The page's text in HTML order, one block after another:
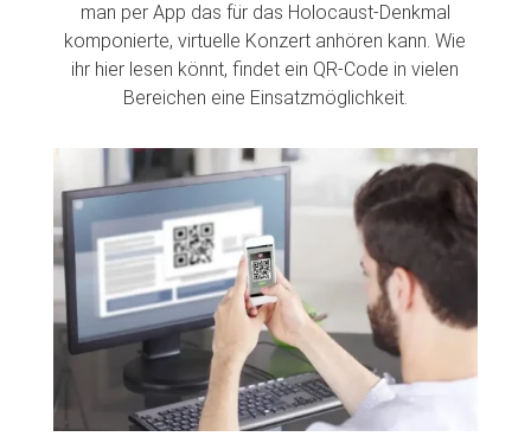
man per App das für das Holocaust-Denkmal
komponierte, virtuelle Konzert anhören kann. Wie
ihr hier lesen könnt, findet ein QR-Code in vielen
Bereichen eine Einsatzmöglichkeit.